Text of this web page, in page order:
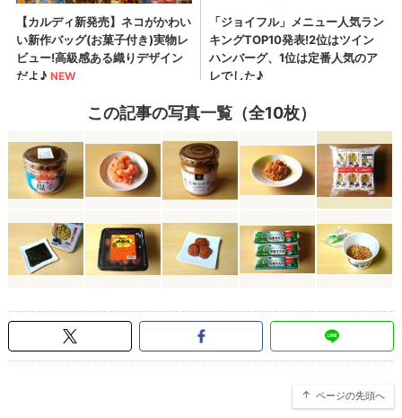
この記事の写真一覧（全10枚）
ページの先頭へ